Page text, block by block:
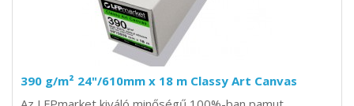
390 g/m² 24"/610mm x 18 m Classy Art Canvas